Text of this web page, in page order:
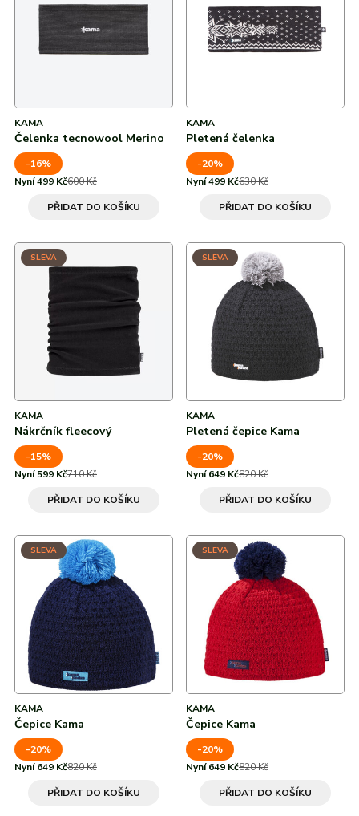
adidas Nike Puma Northfinder
Eisbär
Všechny značky
Všechny značky
Od nejvyšší slevy
KAMA
Čelenka tecnowool Merino
-16%
Nyní 499 Kč600 Kč
PŘIDAT DO KOŠÍKU
KAMA
Pletená čelenka
-20%
Nyní 499 Kč630 Kč
PŘIDAT DO KOŠÍKU
SLEVA
KAMA
Nákrčník fleecový
-15%
Nyní 599 Kč710 Kč
PŘIDAT DO KOŠÍKU
SLEVA
KAMA
Pletená čepice Kama
-20%
Nyní 649 Kč820 Kč
PŘIDAT DO KOŠÍKU
SLEVA
KAMA
Čepice Kama
-20%
Nyní 649 Kč820 Kč
PŘIDAT DO KOŠÍKU
SLEVA
KAMA
Čepice Kama
-20%
Nyní 649 Kč820 Kč
PŘIDAT DO KOŠÍKU